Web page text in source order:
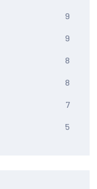
9
9
8
8
7
5